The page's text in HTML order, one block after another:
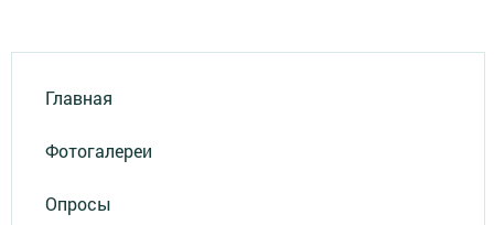
Главная
Фотогалереи
Опросы